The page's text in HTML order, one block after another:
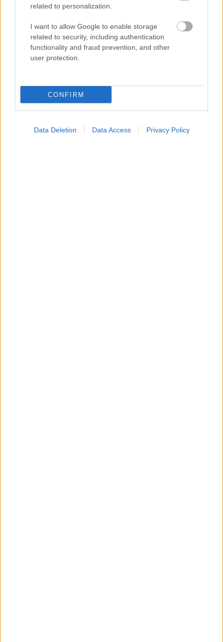
related to personalization.
I want to allow Google to enable storage
related to security, including authentication
functionality and fraud prevention, and other
user protection.
CONFIRM
Data Deletion Data Access Privacy Policy